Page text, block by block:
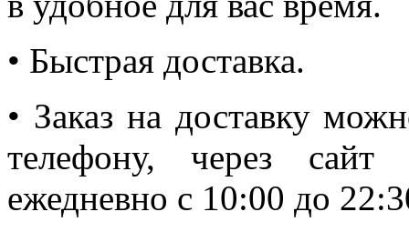
• Быстрая доставка.
• Заказ на доставку
телефону, через
ежедневно с 10:00 до